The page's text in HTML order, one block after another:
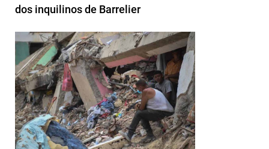
dos inquilinos de Barrelier